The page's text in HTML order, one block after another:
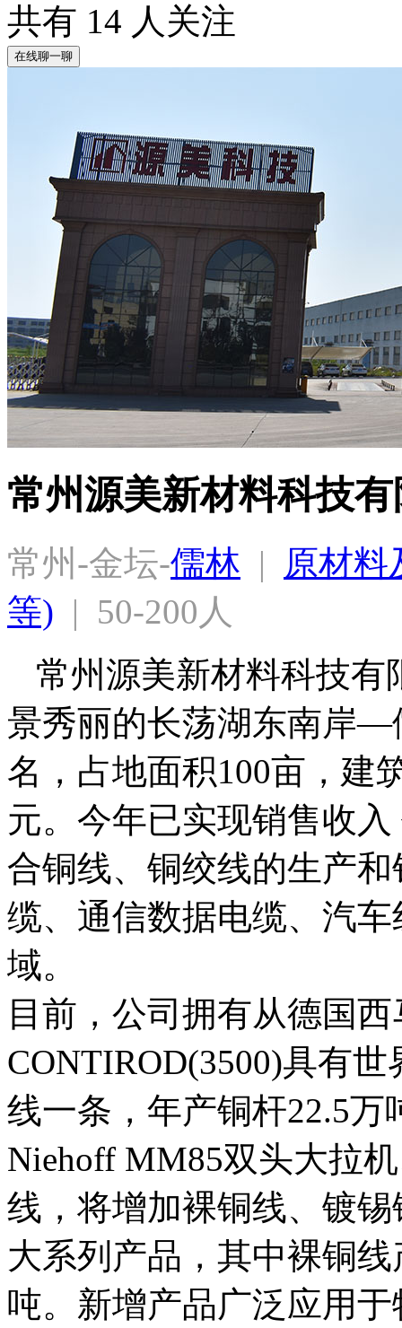
共有 14 人关注
在线聊一聊
常州源美新材料科技
常州-金坛-儒林 | 原材料
等) |  50-200人
常州源美新材料科技有
景秀丽的长荡湖东南岸—
名，占地面积100亩，建
元。今年已实现销售收
合铜线、铜绞线的生产
缆、通信数据电缆、汽
域。
目前，公司拥有从德国
CONTIROD(3500)具有
线一条，年产铜杆22.5
Niehoff MM85双头大拉
线，将增加裸铜线、镀
大系列产品，其中裸铜
吨。新增产品广泛应用